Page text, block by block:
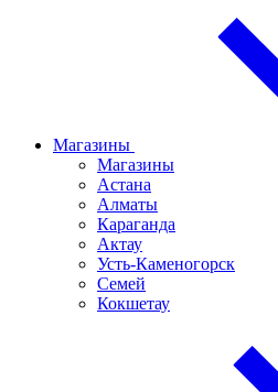
Магазины
Магазины
Астана
Алматы
Караганда
Актау
Усть-Каменогорск
Семей
Кокшетау